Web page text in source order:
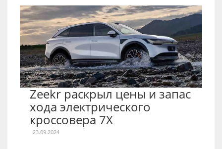
Zeekr раскрыл цены и запас
хода электрического
кроссовера 7X
23.09.2024